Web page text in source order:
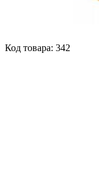
Код товара: 342